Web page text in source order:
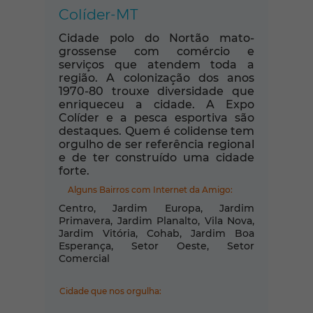
Colíder-MT
Cidade polo do Nortão mato-
grossense com comércio e
serviços que atendem toda a
região. A colonização dos anos
1970-80 trouxe diversidade que
enriqueceu a cidade. A Expo
Colíder e a pesca esportiva são
destaques. Quem é colidense tem
orgulho de ser referência regional
e de ter construído uma cidade
forte.
Alguns Bairros com Internet da Amigo:
Centro, Jardim Europa, Jardim
Primavera, Jardim Planalto, Vila Nova,
Jardim Vitória, Cohab, Jardim Boa
Esperança, Setor Oeste, Setor
Comercial
Cidade que nos orgulha: